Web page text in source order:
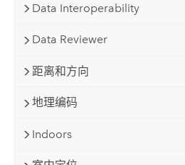
Data Interoperability
Data Reviewer
距离和方向
地理编码
Indoors